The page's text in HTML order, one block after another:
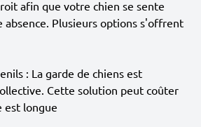
afin que votre chien se sente
absence. Plusieurs options s'offrent
: La garde de chiens est
Cette solution peut coûter
est longue